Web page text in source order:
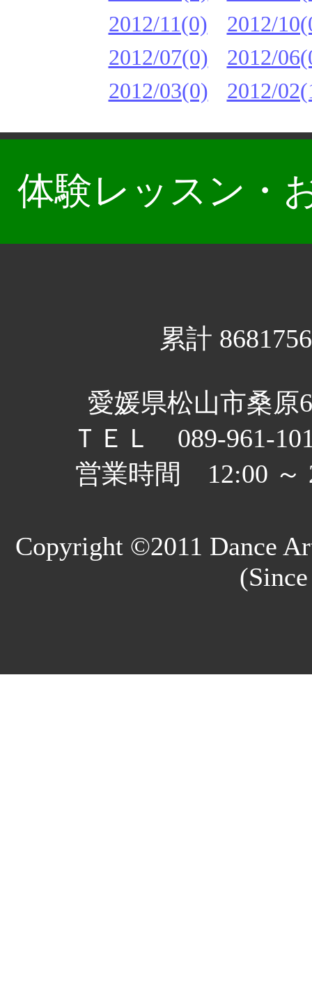
2012/11(0)
2012/
2012/07(0)
2012/
2012/03(0)
2012/
体験レッスン・
累計
愛媛県松山市桑原
ＴＥＬ 089-961-
営業時間 12:00
Copyright ©2011 Dance